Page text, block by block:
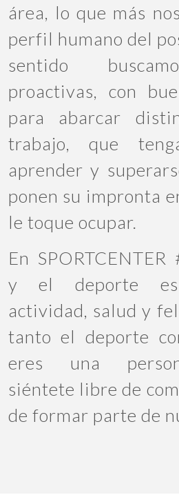
área, lo que más
perfil humano del
sentido
proactivas, con
para abarcar
trabajo, que
aprender y
ponen su impronta
le toque ocupar.
En SPORTCENTER
y el deporte es
actividad, salud y
tanto el deporte
eres una
siéntete libre de
de formar parte de